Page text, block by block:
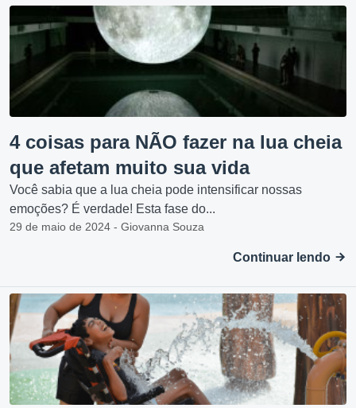
4 coisas para NÃO fazer na lua cheia
que afetam muito sua vida
Você sabia que a lua cheia pode intensificar nossas
emoções? É verdade! Esta fase do...
29 de maio de 2024 - Giovanna Souza
Continuar lendo